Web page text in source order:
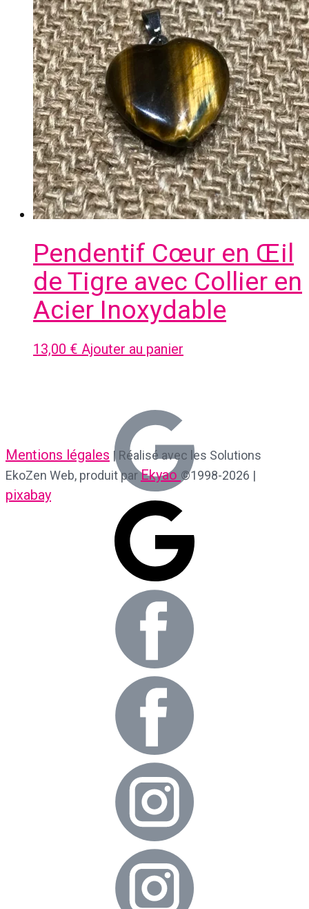
Pendentif Cœur en Œil
de Tigre avec Collier en
Acier Inoxydable
13,00 € Ajouter au panier
Mentions légales | Réalisé avec les Solutions
EkoZen Web, produit parEkyao ©1998-2026 |
pixabay